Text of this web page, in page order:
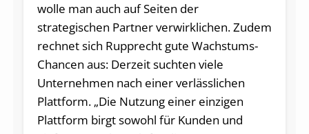
wolle man auch auf Seiten der
strategischen Partner verwirklichen. Zudem
rechnet sich Rupprecht gute Wachstums-
Chancen aus: Derzeit suchten viele
Unternehmen nach einer verlässlichen
Plattform. „Die Nutzung einer einzigen
Plattform birgt sowohl für Kunden und